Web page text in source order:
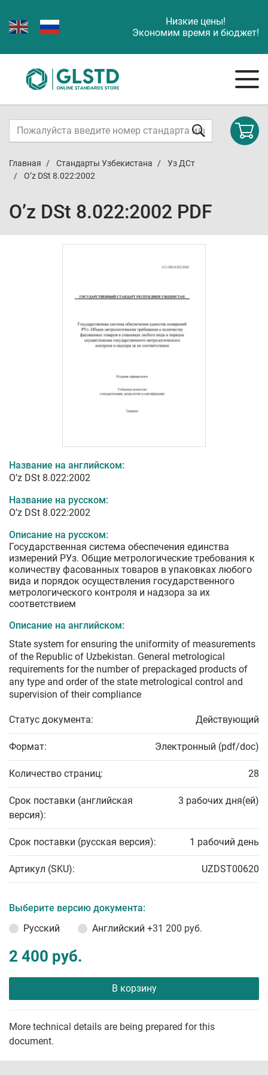
Низкие цены!
Экономим время и бюджет!
Главная Стандарты Узбекистана
Уз ДСт
O’z DSt 8.022:2002
O’z DSt 8.022:2002 PDF
Название на английском:
O’z DSt 8.022:2002
Название на русском:
O’z DSt 8.022:2002
Описание на русском:
Государственная система обеспечения единства
измерений РУз. Общие метрологические требования к
количеству фасованных товаров в упаковках любого
вида и порядок осуществления государственного
метрологического контроля и надзора за их
соответствием
Описание на английском:
State system for ensuring the uniformity of measurements
of the Republic of Uzbekistan. General metrological
requirements for the number of prepackaged products of
any type and order of the state metrological control and
supervision of their compliance
Статус документа: Действующий
Формат: Электронный (pdf/doc)
Количество страниц: 28
Срок поставки (английская
версия):
3 рабочих дня(ей)
Срок поставки (русская версия): 1 рабочий день
Артикул (SKU): UZDST00620
Выберите версию документа:
Русский
Английский +31 200 руб.
2 400 руб.
В корзину
More technical details are being prepared for this
document.